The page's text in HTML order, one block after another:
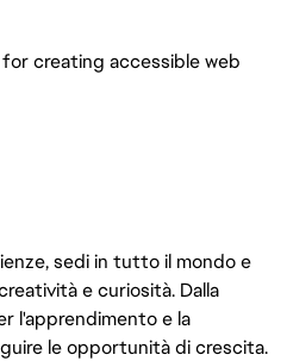
creating accessible web
sedi in tutto il mondo e
e curiosità. Dalla
l'apprendimento e la
le opportunità di crescita.